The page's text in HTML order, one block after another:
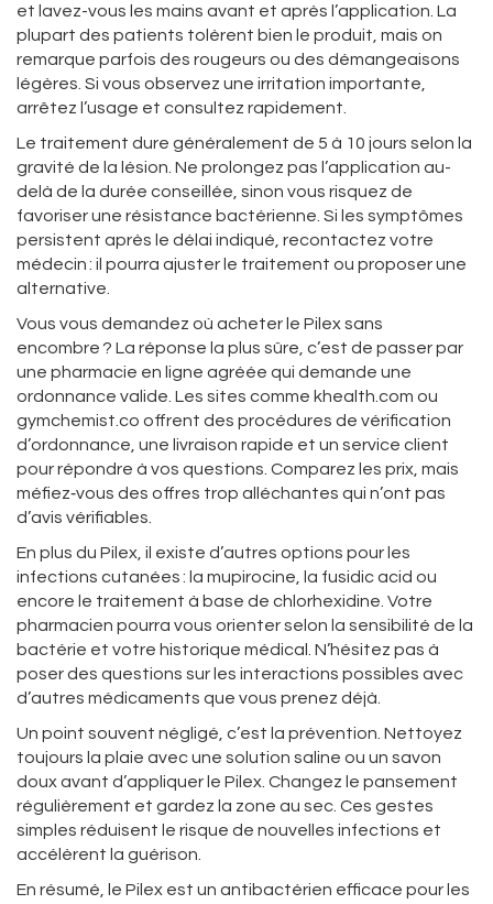
et lavez-vous les mains avant et après l’application. La
plupart des patients tolèrent bien le produit, mais on
remarque parfois des rougeurs ou des démangeaisons
légères. Si vous observez une irritation importante,
arrêtez l’usage et consultez rapidement.
Le traitement dure généralement de 5 à 10 jours selon la
gravité de la lésion. Ne prolongez pas l’application au-
delà de la durée conseillée, sinon vous risquez de
favoriser une résistance bactérienne. Si les symptômes
persistent après le délai indiqué, recontactez votre
médecin : il pourra ajuster le traitement ou proposer une
alternative.
Vous vous demandez où acheter le Pilex sans
encombre ? La réponse la plus sûre, c’est de passer par
une pharmacie en ligne agréée qui demande une
ordonnance valide. Les sites comme khealth.com ou
gymchemist.co offrent des procédures de vérification
d’ordonnance, une livraison rapide et un service client
pour répondre à vos questions. Comparez les prix, mais
méfiez‑vous des offres trop alléchantes qui n’ont pas
d’avis vérifiables.
En plus du Pilex, il existe d’autres options pour les
infections cutanées : la mupirocine, la fusidic acid ou
encore le traitement à base de chlorhexidine. Votre
pharmacien pourra vous orienter selon la sensibilité de la
bactérie et votre historique médical. N’hésitez pas à
poser des questions sur les interactions possibles avec
d’autres médicaments que vous prenez déjà.
Un point souvent négligé, c’est la prévention. Nettoyez
toujours la plaie avec une solution saline ou un savon
doux avant d’appliquer le Pilex. Changez le pansement
régulièrement et gardez la zone au sec. Ces gestes
simples réduisent le risque de nouvelles infections et
accélèrent la guérison.
En résumé, le Pilex est un antibactérien efficace pour les